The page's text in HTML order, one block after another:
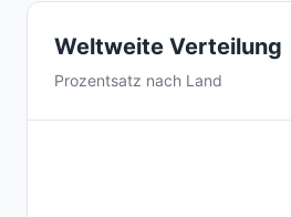
Weltweite Verteilung
Prozentsatz nach Land